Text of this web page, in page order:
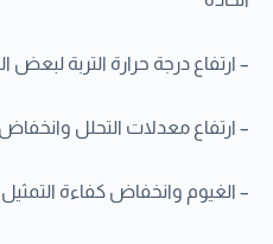
– ارتفاع درجة حرارة التربة لبعض
– ارتفاع معدلات التحلل
– الغيوم وانخفاض كفاءة